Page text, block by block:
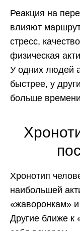
Реакция на
влияют
стресс,
физическая
У одних людей
быстрее, у
больше
Хронотип
наибольшей
«жаворонкам»
Другие ближе к